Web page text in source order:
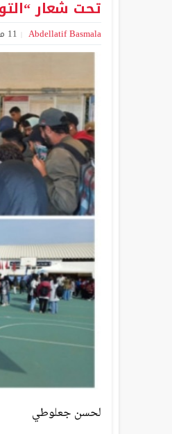
تحت شعار
Abdellatif Basmala 11 مارس 2023
لحسن جعلوطي